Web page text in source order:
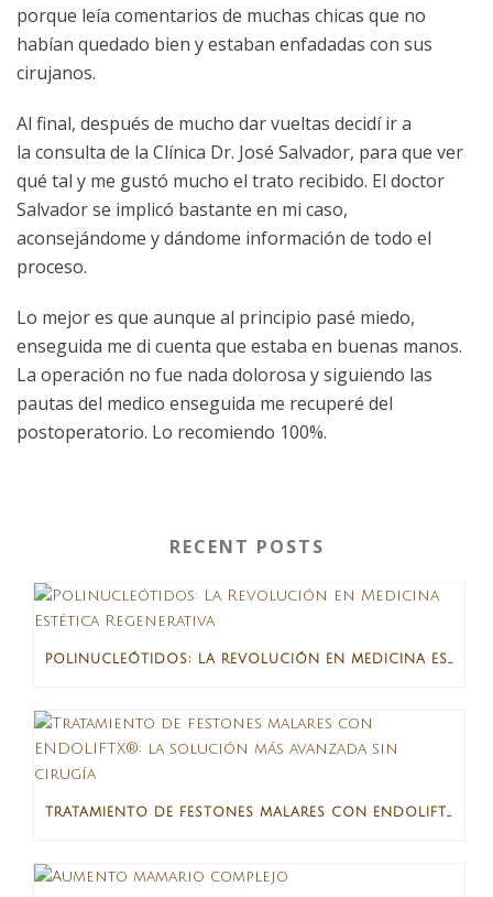
porque leía comentarios de muchas chicas que no
habían quedado bien y estaban enfadadas con sus
cirujanos.
Al final, después de mucho dar vueltas decidí ir a
la consulta de la Clínica Dr. José Salvador, para que ver
qué tal y me gustó mucho el trato recibido. El doctor
Salvador se implicó bastante en mi caso,
aconsejándome y dándome información de todo el
proceso.
Lo mejor es que aunque al principio pasé miedo,
enseguida me di cuenta que estaba en buenas manos.
La operación no fue nada dolorosa y siguiendo las
pautas del medico enseguida me recuperé del
postoperatorio. Lo recomiendo 100%.
RECENT POSTS
POLINUCLEÓTIDOS: LA REVOLUCIÓN EN MEDICINA ESTÉTICA REGENERATIVA
TRATAMIENTO DE FESTONES MALARES CON ENDOLIFTX®: LA SOLUCIÓN MÁS AVANZADA SIN CIRUGÍA